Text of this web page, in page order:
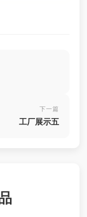
下一篇
工厂展示五